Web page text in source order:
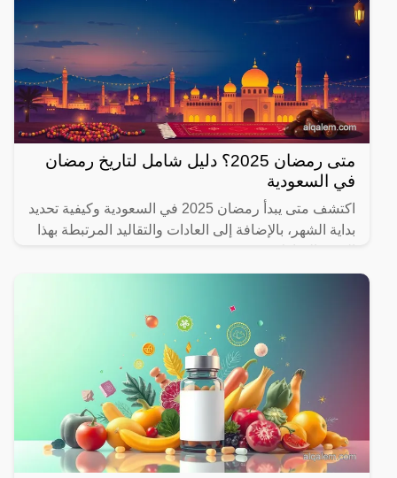
متى رمضان 2025؟ دليل شامل لتاريخ رمضان
في السعودية
اكتشف متى يبدأ رمضان 2025 في السعودية وكيفية تحديد
بداية الشهر، بالإضافة إلى العادات والتقاليد المرتبطة بهذا